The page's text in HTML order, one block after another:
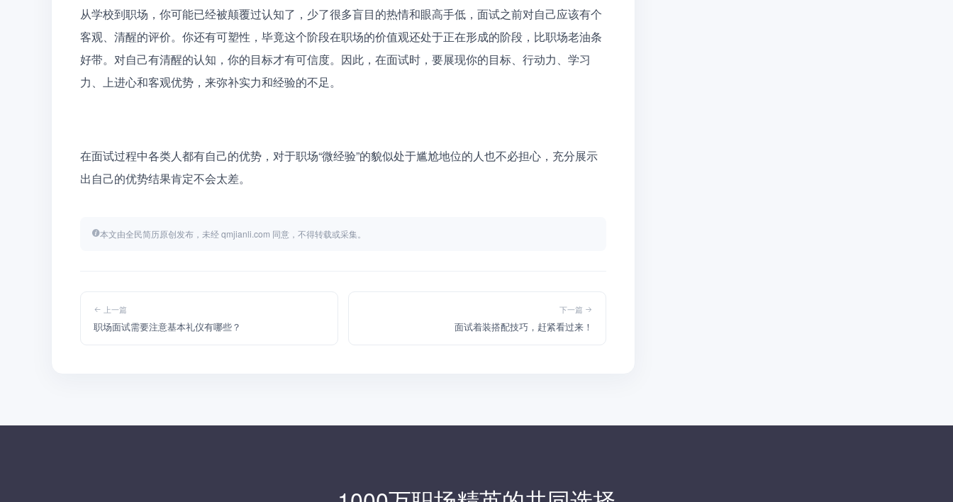
从学校到职场，你可能已经被颠覆过认知了，少了很多盲目的热情和眼高手低，面试之前对自己应该有个
客观、清醒的评价。你还有可塑性，毕竟这个阶段在职场的价值观还处于正在形成的阶段，比职场老油条
好带。对自己有清醒的认知，你的目标才有可信度。因此，在面试时，要展现你的目标、行动力、学习
力、上进心和客观优势，来弥补实力和经验的不足。
在面试过程中各类人都有自己的优势，对于职场“微经验”的貌似处于尴尬地位的人也不必担心，充分展示
出自己的优势结果肯定不会太差。
本文由全民简历原创发布，未经 qmjianli.com 同意，不得转载或采集。
上一篇
职场面试需要注意基本礼仪有哪些？
下一篇
面试着装搭配技巧，赶紧看过来！